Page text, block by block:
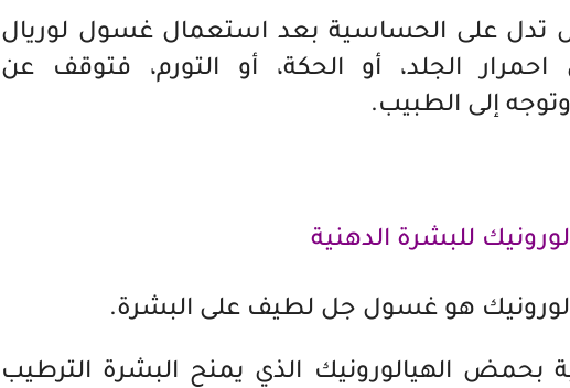
تدل على الحساسية بعد استعمال غسول لوريال
احمرار الجلد، أو الحكة، أو التورم، فتوقف عن
إلى الطبيب.
للبشرة الدهنية
هو غسول جل لطيف على البشرة.
بحمض الهيالورونيك الذي يمنح البشرة الترطيب